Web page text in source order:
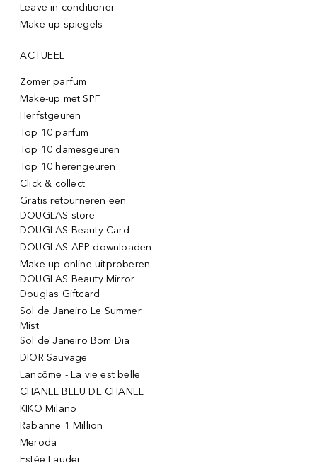
Leave-in conditioner
Make-up spiegels
ACTUEEL
Zomer parfum
Make-up met SPF
Herfstgeuren
Top 10 parfum
Top 10 damesgeuren
Top 10 herengeuren
Click & collect
Gratis retourneren een
DOUGLAS store
DOUGLAS Beauty Card
DOUGLAS APP downloaden
Make-up online uitproberen -
DOUGLAS Beauty Mirror
Douglas Giftcard
Sol de Janeiro Le Summer
Mist
Sol de Janeiro Bom Dia
DIOR Sauvage
Lancôme - La vie est belle
CHANEL BLEU DE CHANEL
KIKO Milano
Rabanne 1 Million
Meroda